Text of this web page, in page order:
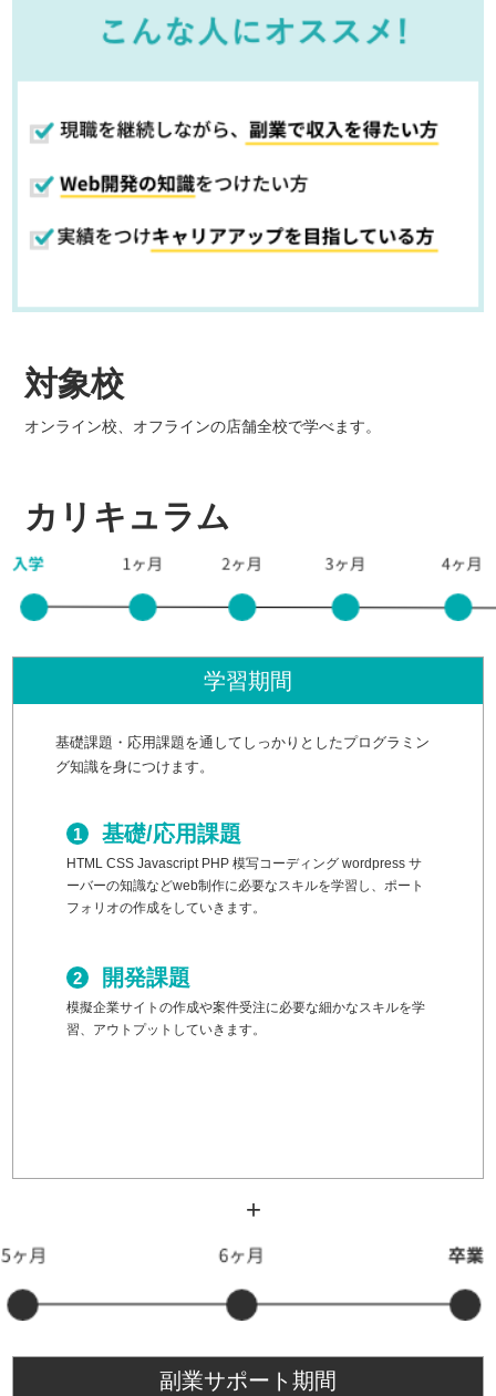
対象校
オンライン校、オフラインの店舗全校で学べます。
カリキュラム
学習期間
基礎課題・応用課題を通してしっかりとしたプログラミン
グ知識を身につけます。
基礎/応用課題
HTML CSS Javascript PHP 模写コーディング wordpress サ
ーバーの知識などweb制作に必要なスキルを学習し、ポート
フォリオの作成をしていきます。
開発課題
模擬企業サイトの作成や案件受注に必要な細かなスキルを学
習、アウトプットしていきます。
副業サポート期間